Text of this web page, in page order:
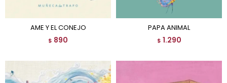
AME Y EL CONEJO
$ 890
PAPA ANIMAL
$ 1.290